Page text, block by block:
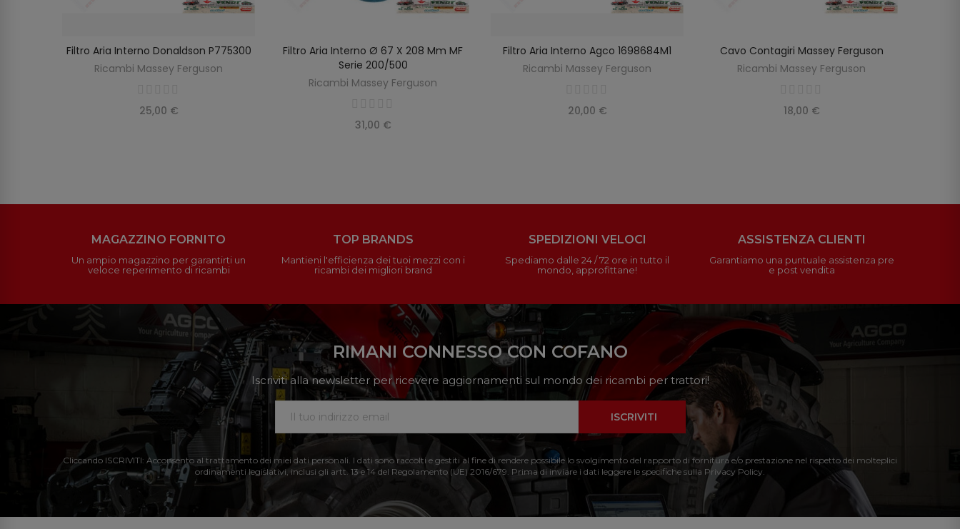
AGGIUNGI AL CARRELLO
Filtro Aria Interno Donaldson P775300
Ricambi Massey Ferguson
25,00 €
SCOPRIRE
Filtro Aria Interno Ø 67 X 208 Mm MF
Serie 200/500
Ricambi Massey Ferguson
31,00 €
AGGIUNGI AL CARRELLO
Filtro Aria Interno Agco 1698684M1
Ricambi Massey Ferguson
20,00 €
SCOPRIRE
Cavo Contagiri Massey Ferguson
Ricambi Massey Ferguson
18,00 €
MAGAZZINO FORNITO
Un ampio magazzino per garantirti un
veloce reperimento di ricambi
TOP BRANDS
Mantieni l'efficienza dei tuoi mezzi con i
ricambi dei migliori brand
SPEDIZIONI VELOCI
Spediamo dalle 24 / 72 ore in tutto il
mondo, approfittane!
ASSISTENZA CLIENTI
Garantiamo una puntuale assistenza pre
e post vendita
RIMANI CONNESSO CON COFANO
Iscriviti alla newsletter per ricevere aggiornamenti sul mondo dei ricambi per trattori!
ISCRIVITI
Cliccando ISCRIVITI: Acconsento al trattamento dei miei dati personali. I dati sono raccolti e gestiti al fine di rendere possibile lo svolgimento del rapporto di fornitura e/o prestazione nel rispetto dei molteplici
ordinamenti legislativi, inclusi gli artt. 13 e 14 del Regolamento (UE) 2016/679. Prima di inviare i dati leggere le specifiche sulla Privacy Policy.